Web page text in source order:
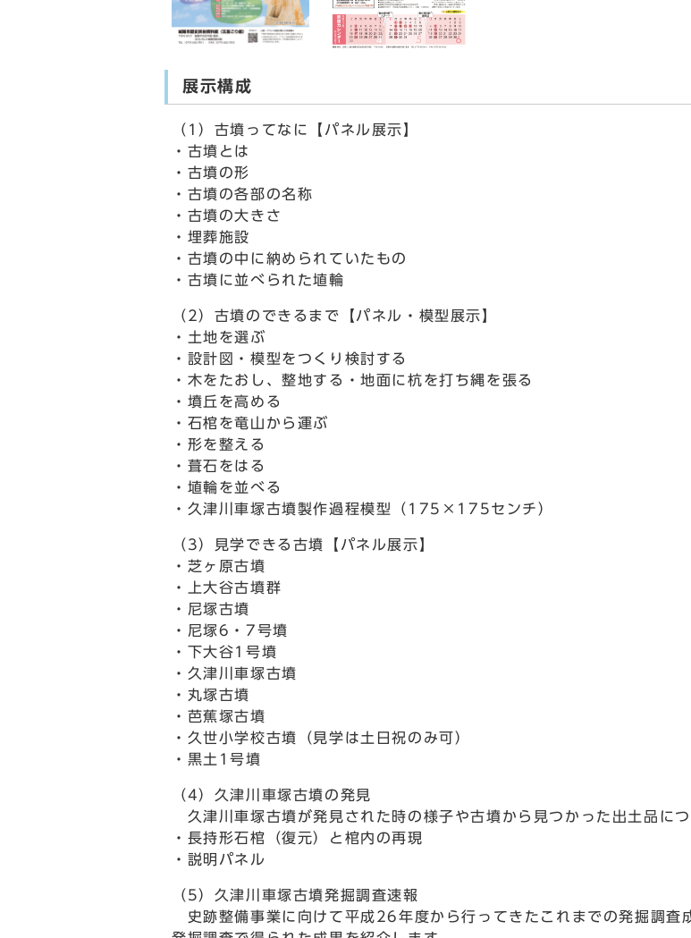
展示構成
（1）古墳ってなに【パネル展示】
・古墳とは
・古墳の形
・古墳の各部の名称
・古墳の大きさ
・埋葬施設
・古墳の中に納められていたもの
・古墳に並べられた埴輪
（2）古墳のできるまで【パネル・模型展示】
・土地を選ぶ
・設計図・模型をつくり検討する
・木をたおし、整地する・地面に杭を打ち縄を張る
・墳丘を高める
・石棺を竜山から運ぶ
・形を整える
・葺石をはる
・埴輪を並べる
・久津川車塚古墳製作過程模型（175×175センチ）
（3）見学できる古墳【パネル展示】
・芝ヶ原古墳
・上大谷古墳群
・尼塚古墳
・尼塚6・7号墳
・下大谷1号墳
・久津川車塚古墳
・丸塚古墳
・芭蕉塚古墳
・久世小学校古墳（見学は土日祝のみ可）
・黒土1号墳
（4）久津川車塚古墳の発見
久津川車塚古墳が発見された時の様子や古墳から見つかった出土品に
・長持形石棺（復元）と棺内の再現
・説明パネル
（5）久津川車塚古墳発掘調査速報
史跡整備事業に向けて平成26年度から行ってきたこれまでの発掘調査